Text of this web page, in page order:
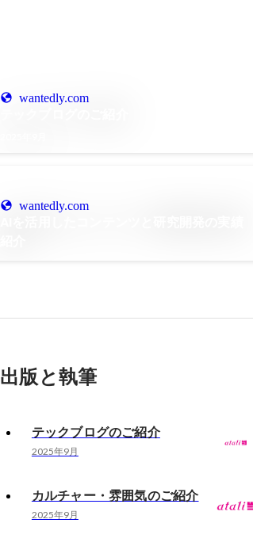
wantedly.com
wantedly.com
出版と執筆
テックブログのご紹介
2025年9月
カルチャー・雰囲気のご紹介
2025年9月